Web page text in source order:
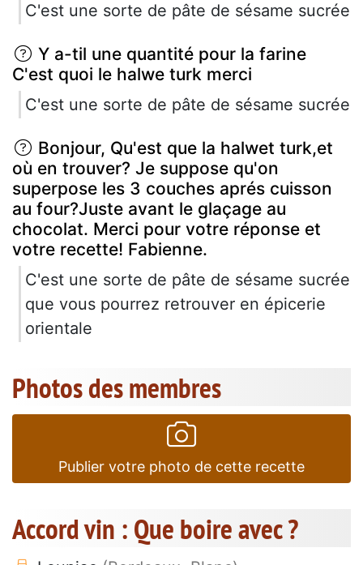
C'est une sorte de pâte de sésame sucrée
Y a-til une quantité pour la farine
C'est quoi le halwe turk merci
C'est une sorte de pâte de sésame sucrée
Bonjour, Qu'est que la halwet turk,et
où en trouver? Je suppose qu'on
superpose les 3 couches aprés cuisson
au four?Juste avant le glaçage au
chocolat. Merci pour votre réponse et
votre recette! Fabienne.
C'est une sorte de pâte de sésame sucrée
que vous pourrez retrouver en épicerie
orientale
Photos des membres
Publier votre photo de cette recette
Accord vin : Que boire avec ?